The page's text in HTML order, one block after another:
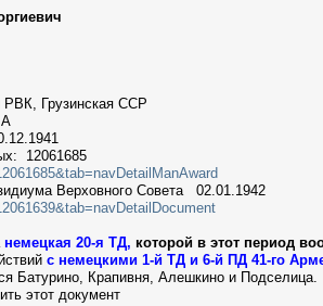
РВК, Грузинская ССР
А
12061685
Верховного Совета 02.01.1942
немецкая 20-я ТД,которой в этот период
с немецкими 1-й ТД и 6-й ПД 41-го
Батурино, Крапивня, Алешкино и Подселица.
этот документ